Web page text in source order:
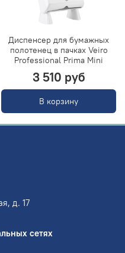
Диспенсер для бумажных
полотенец в пачках Veiro
Professional Prima Mini
3 510 руб
В корзину
д. 17
сетях